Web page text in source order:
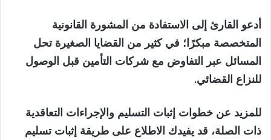
أدعو القارئ إلى الاستفادة من المشورة القانونية
المتخصصة مبكرًا؛ في كثير من القضايا الصغيرة تحل
المسائل عبر التفاوض مع شركات التأمين قبل الوصول
للنزاع القضائي.
للمزيد عن خطوات إثبات التسليم والإجراءات التعاقدية
ذات الصلة، قد يفيدك الاطلاع على طريقة إثبات تسليم